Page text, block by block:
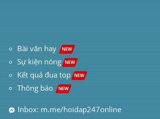
Bài văn hay NEW
Sự kiện nóng NEW
Kết quả đua top NEW
Thông báo NEW
Inbox: m.me/hoidap247online